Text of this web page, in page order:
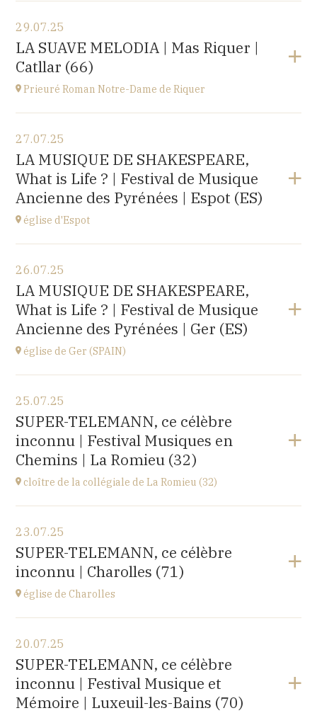
Estivales
à18H00
Acheter vos billets
29.07.25
LA SUAVE MELODIA | Mas Riquer |
Catllar (66)
Prieuré Roman Notre-Dame de Riquer
Mas Riquer, Catllar (66500)
à21H00
27.07.25
LA MUSIQUE DE SHAKESPEARE,
What is Life ? | Festival de Musique
Ancienne des Pyrénées | Espot (ES)
église d'Espot
église d'Espot,
SPAIN
à19H00
Acheter vos billets
26.07.25
LA MUSIQUE DE SHAKESPEARE,
What is Life ? | Festival de Musique
Ancienne des Pyrénées | Ger (ES)
église de Ger (SPAIN)
église Santa Coloma,
Plaça d'Andreu Xandri, 17539 Ger (SPAIN)
à19H00
Acheter vos billets
25.07.25
SUPER-TELEMANN, ce célèbre
inconnu | Festival Musiques en
Chemins | La Romieu (32)
cloître de la collégiale de La Romieu (32)
collégiale Saint-Pierre,
rue du docteur Lucante, 32480 La Romieu
à19H00
Acheter vos billets
23.07.25
SUPER-TELEMANN, ce célèbre
inconnu | Charolles (71)
église de Charolles
église du Sacré-Coeur,
8 Place de l'Église, 71120 Charolles
à11H
Accéder au site
20.07.25
SUPER-TELEMANN, ce célèbre
inconnu | Festival Musique et
Mémoire | Luxeuil-les-Bains (70)